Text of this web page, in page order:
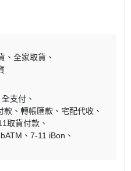
全家取貨
全支付
款 轉帳匯款
宅配代收
取貨付款
7-11 iBon